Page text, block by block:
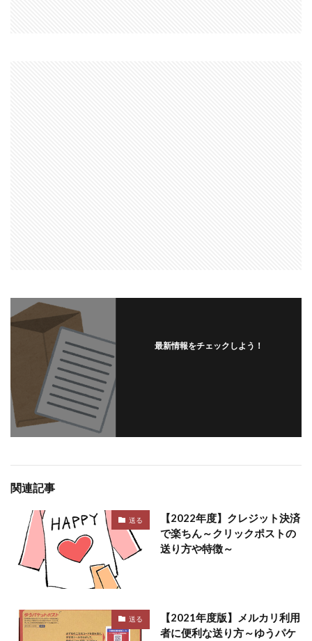
最新情報をチェックしよう！
関連記事
送る
【2022年度】クレジット決済
で楽ちん～クリックポストの
送り方や特徴～
送る
【2021年度版】メルカリ利用
者に便利な送り方～ゆうパケ